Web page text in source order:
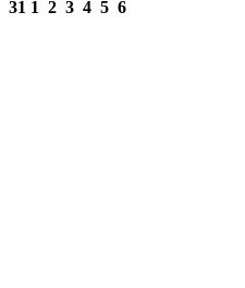
31 1 2 3 4 5 6